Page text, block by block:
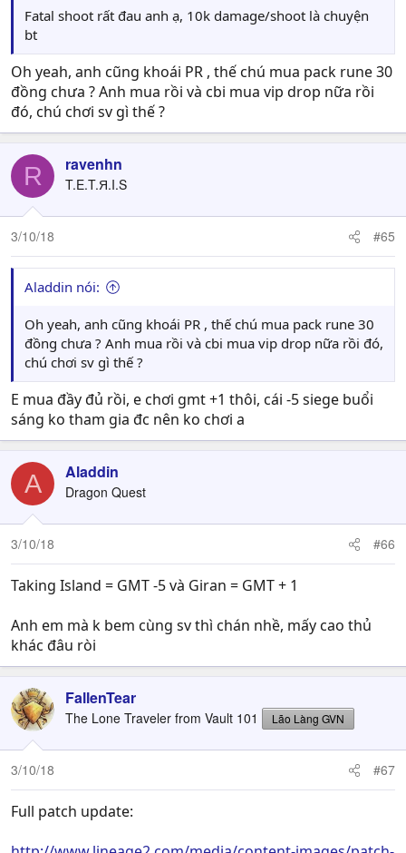
Fatal shoot rất đau anh ạ, 10k damage/shoot là chuyện
bt
Oh yeah, anh cũng khoái PR , thế chú mua pack rune 30
đồng chưa ? Anh mua rồi và cbi mua vip drop nữa rồi
đó, chú chơi sv gì thế ?
R ravenhn
T.E.T.Я.I.S
3/10/18 #65
Aladdin nói:
Oh yeah, anh cũng khoái PR , thế chú mua pack rune 30
đồng chưa ? Anh mua rồi và cbi mua vip drop nữa rồi đó,
chú chơi sv gì thế ?
E mua đầy đủ rồi, e chơi gmt +1 thôi, cái -5 siege buổi
sáng ko tham gia đc nên ko chơi a
A Aladdin
Dragon Quest
3/10/18 #66
Taking Island = GMT -5 và Giran = GMT + 1
Anh em mà k bem cùng sv thì chán nhề, mấy cao thủ
khác đâu ròi
FallenTear
The Lone Traveler from Vault 101 Lão Làng GVN
3/10/18 #67
Full patch update: